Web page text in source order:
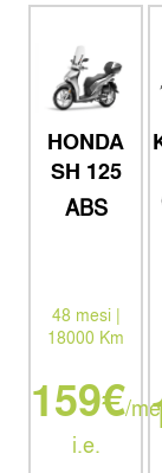
HONDA
SH 125
ABS
VETRO GT
48 mesi |
18000 Km
159€/
i.e.